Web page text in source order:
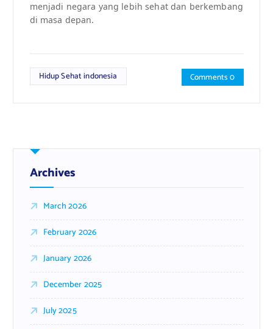
menjadi negara yang lebih sehat dan berkembang
di masa depan.
Hidup Sehat indonesia Comments 0
Archives
March 2026
February 2026
January 2026
December 2025
July 2025